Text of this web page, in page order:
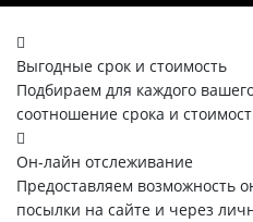
Выгодные срок и стоимость
Подбираем для каждого
соотношение срока и
Он-лайн отслеживание
Предоставляем возможность
посылки на сайте и через